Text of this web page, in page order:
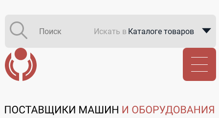
Искать в Каталоге товаров
Каталоге компаний